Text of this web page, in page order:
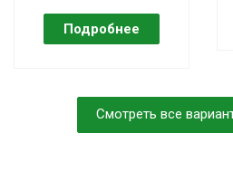
Смотреть все